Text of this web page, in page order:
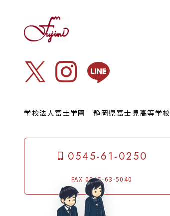
学校法人富士学園 静岡県富士見高等学校
0545-61-0250
FAX 0545-63-5040